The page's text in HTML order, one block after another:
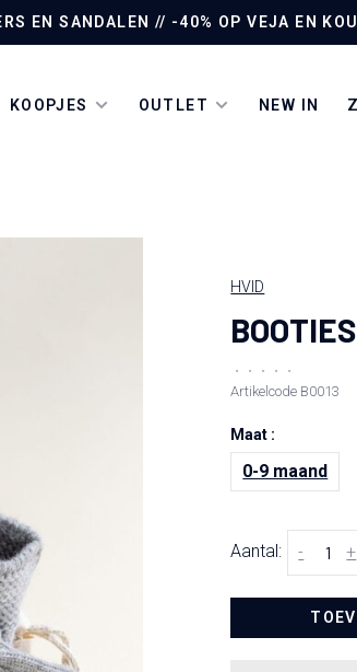
EN SANDALEN // -40% OP VEJA EN
KOOPJES OUTLET NEW IN
HVID
• • • •
•
Artikelcode B0013
Maat :
0-9 maand
Aantal: +
-